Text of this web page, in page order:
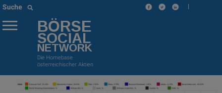
Suche |
BÖRSE
SOCIAL
NETWORK
Die Homebase
österreichischer Aktien